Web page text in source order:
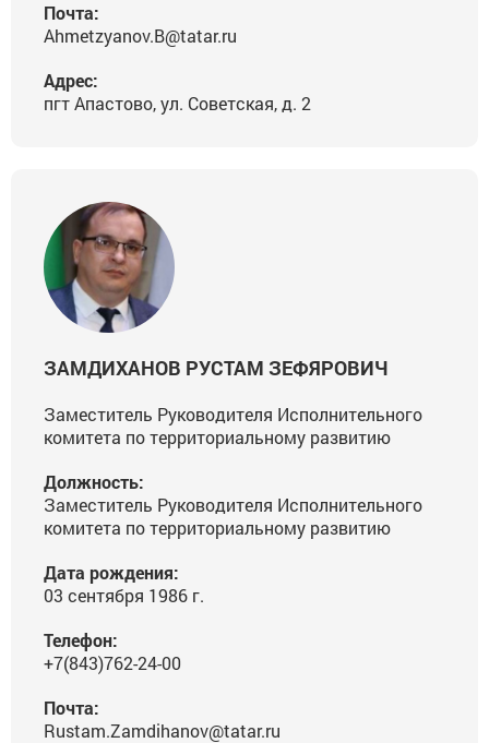
Почта:
Ahmetzyanov.B@tatar.ru
Адрес:
пгт Апастово, ул. Советская, д. 2
ЗАМДИХАНОВ РУСТАМ ЗЕФЯРОВИЧ
Заместитель Руководителя Исполнительного
комитета по территориальному развитию
Должность:
Заместитель Руководителя Исполнительного
комитета по территориальному развитию
Дата рождения:
03 сентября 1986 г.
Телефон:
+7(843)762-24-00
Почта:
Rustam.Zamdihanov@tatar.ru